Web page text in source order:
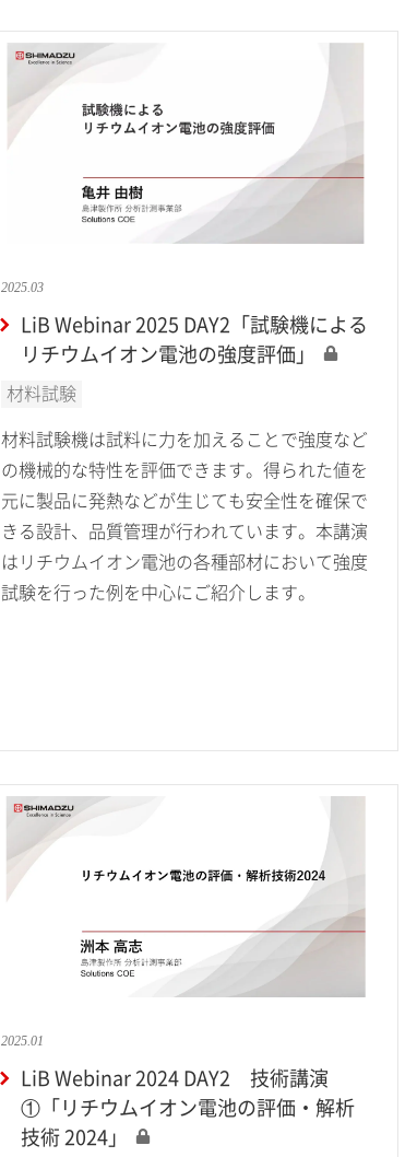
2025.03
LiB Webinar 2025 DAY2「試験機による
リチウムイオン電池の強度評価」
材料試験
材料試験機は試料に力を加えることで強度など
の機械的な特性を評価できます。得られた値を
元に製品に発熱などが生じても安全性を確保で
きる設計、品質管理が行われています。本講演
はリチウムイオン電池の各種部材において強度
試験を行った例を中心にご紹介します。
2025.01
LiB Webinar 2024 DAY2 技術講演
①「リチウムイオン電池の評価・解析
技術 2024」